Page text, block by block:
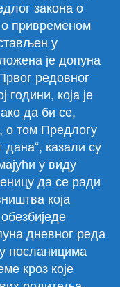
закона о
привременом
у
је допуна
редовног
која је
да би се,
о том Предлогу
казали су
у виду
да се ради
која
дневног реда
посланицима
кроз које